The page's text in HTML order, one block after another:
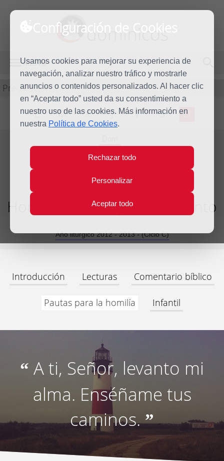
Configuración de Cookies
Usamos cookies para mejorar su experiencia de
navegación, analizar nuestro tráfico y mostrarle
anuncios o contenidos personalizados. Al hacer clic
en “Aceptar todo” usted da su consentimiento a
nuestro uso de las cookies. Más información en
nuestra Política de Cookies.
Rechazar todo
Personalizar
Aceptar todo
dominicos
MENÚ
Predicación
L M X J V S D
2
Dic
Homilía I Domingo de Adviento
Año litúrgico 2012 - 2013 - (Ciclo C)
Introducción Lecturas Comentario bíblico
Pautas para la homilía Infantil
“ A ti, Señor, levanto mi
alma. Enséñame tus
caminos.”